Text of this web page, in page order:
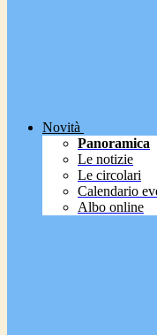
Novità
Panoramica
Le notizie
Le circolari
Calendario
Albo online